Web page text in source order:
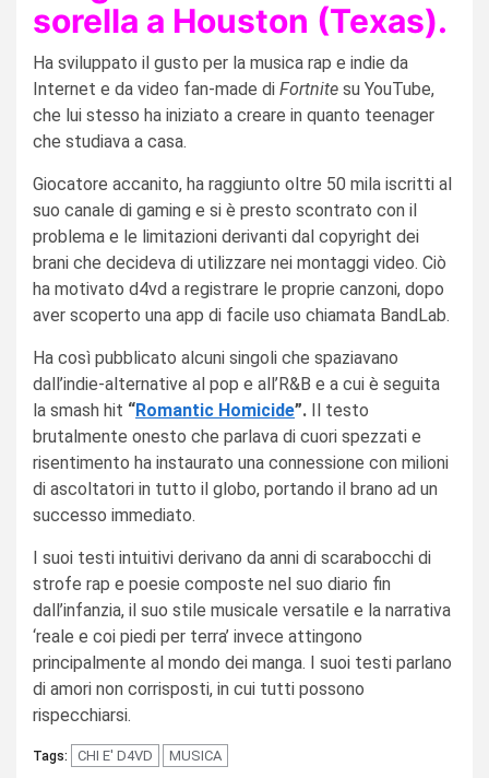
sorella a Houston (Texas).
Ha sviluppato il gusto per la musica rap e indie da
Internet e da video fan-made di Fortnite su YouTube,
che lui stesso ha iniziato a creare in quanto teenager
che studiava a casa.
Giocatore accanito, ha raggiunto oltre 50 mila iscritti al
suo canale di gaming e si è presto scontrato con il
problema e le limitazioni derivanti dal copyright dei
brani che decideva di utilizzare nei montaggi video. Ciò
ha motivato d4vd a registrare le proprie canzoni, dopo
aver scoperto una app di facile uso chiamata BandLab.
Ha così pubblicato alcuni singoli che spaziavano
dall’indie-alternative al pop e all’R&B e a cui è seguita
la smash hit “Romantic Homicide”. Il testo
brutalmente onesto che parlava di cuori spezzati e
risentimento ha instaurato una connessione con milioni
di ascoltatori in tutto il globo, portando il brano ad un
successo immediato.
I suoi testi intuitivi derivano da anni di scarabocchi di
strofe rap e poesie composte nel suo diario fin
dall’infanzia, il suo stile musicale versatile e la narrativa
‘reale e coi piedi per terra’ invece attingono
principalmente al mondo dei manga. I suoi testi parlano
di amori non corrisposti, in cui tutti possono
rispecchiarsi.
Tags: CHI E' D4VD MUSICA